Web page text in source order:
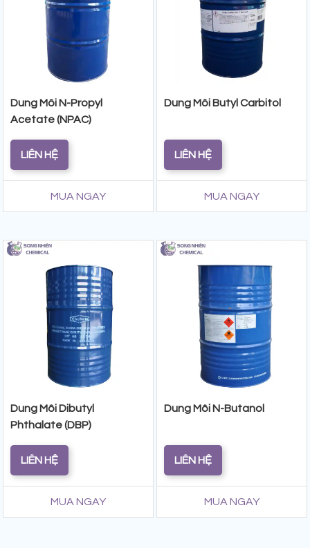
Dung Môi N-Propyl
Acetate (NPAC)
LIÊN HỆ
MUA NGAY
Dung Môi Butyl Carbitol
LIÊN HỆ
MUA NGAY
Dung Môi Dibutyl
Phthalate (DBP)
LIÊN HỆ
MUA NGAY
Dung Môi N-Butanol
LIÊN HỆ
MUA NGAY